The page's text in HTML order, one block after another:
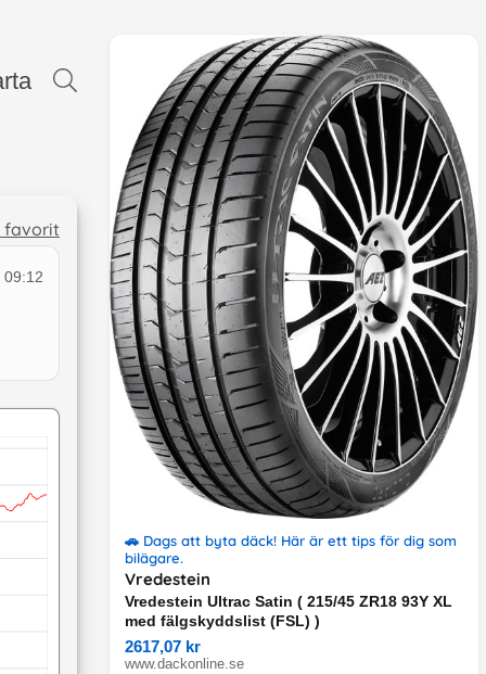
favorit
09:12
🚗 Dags att byta däck! Här är ett tips för dig som
bilägare.
Vredestein
Vredestein Ultrac Satin ( 215/45 ZR18 93Y XL
med fälgskyddslist (FSL) )
2617,07 kr
www.dackonline.se